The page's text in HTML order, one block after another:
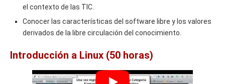
el contexto de las TIC.
Conocer las características del software libre y los valores
derivados de la libre circulación del conocimiento.
Introducción a Linux (50 horas)